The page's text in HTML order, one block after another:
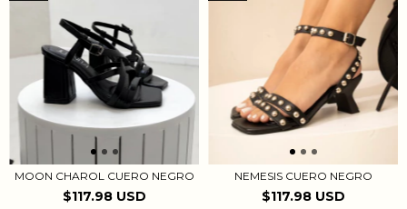
MOON CHAROL CUERO NEGRO
$117.98 USD
NEMESIS CUERO NEGRO
$117.98 USD